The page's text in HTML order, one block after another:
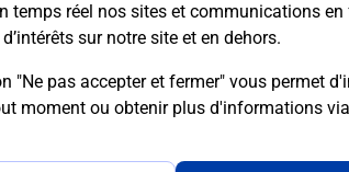
temps réel nos sites et communications
sur notre site et en dehors.
pas accepter et fermer" vous permet
moment ou obtenir plus d'informations via
posées